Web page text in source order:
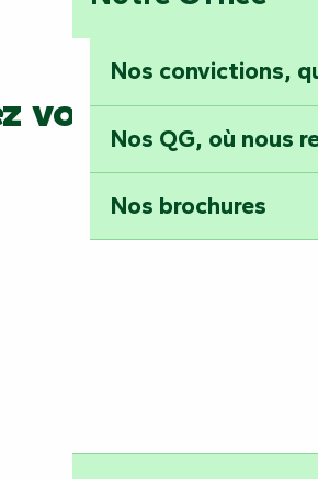
Nos convictions,
Nos QG, où nous
Nos brochures
votre visite